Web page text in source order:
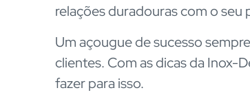
relações duradouras com o seu
Um açougue de sucesso
clientes. Com as dicas da Inox-
fazer para isso.